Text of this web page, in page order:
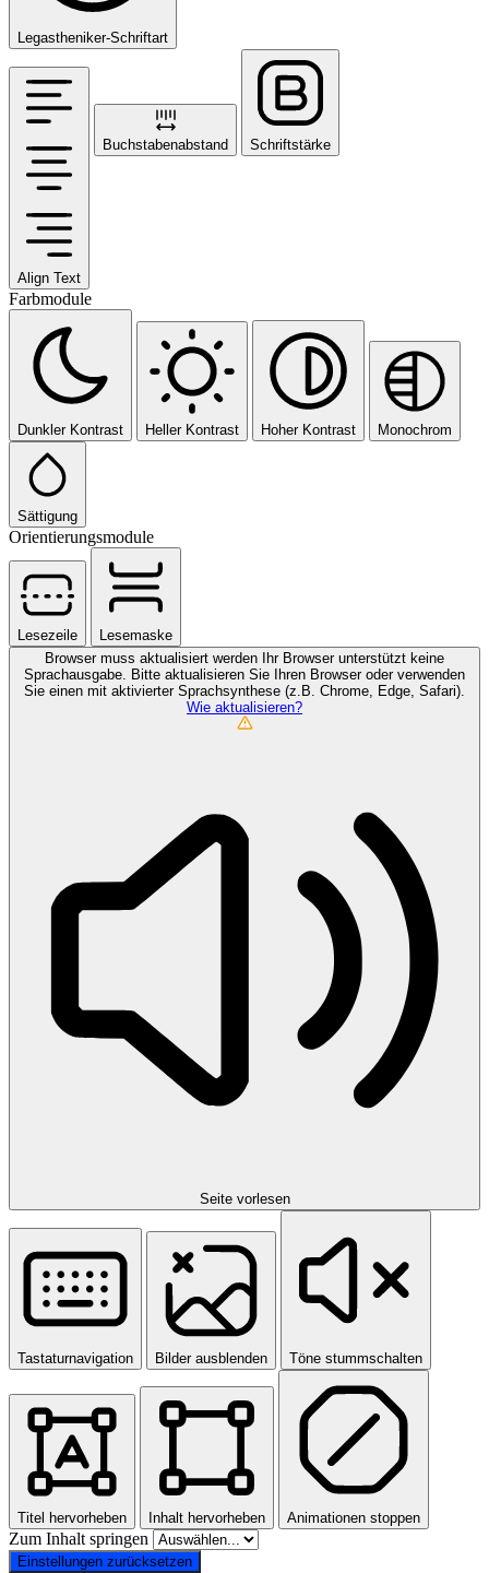
Legastheniker-Schriftart
Align Text
Buchstabenabstand Schriftstärke
Farbmodule
Dunkler Kontrast Heller Kontrast Hoher Kontrast Monochrom
Sättigung
Orientierungsmodule
Lesezeile
Lesemaske
Browser muss aktualisiert werden
Ihr Browser unterstützt keine
Sprachausgabe. Bitte aktualisieren Sie Ihren Browser oder verwenden
Sie einen mit aktivierter Sprachsynthese (z.B. Chrome, Edge, Safari).
Wie aktualisieren?
Seite vorlesen
Tastaturnavigation Bilder ausblenden Töne stummschalten
Titel hervorheben Inhalt hervorheben Animationen stoppen
Zum Inhalt springen
Einstellungen zurücksetzen